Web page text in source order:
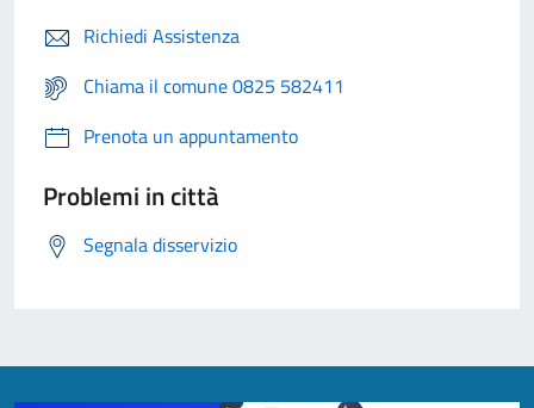
Richiedi Assistenza
Chiama il comune 0825 582411
Prenota un appuntamento
Problemi in città
Segnala disservizio